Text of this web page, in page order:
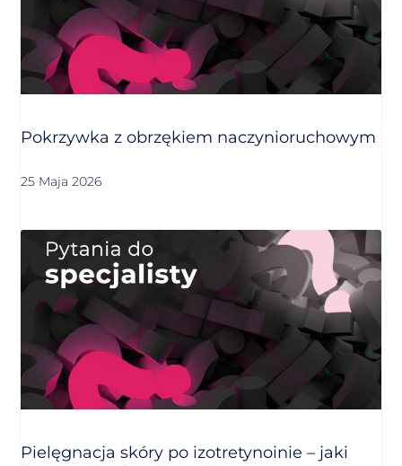
Pokrzywka z obrzękiem naczynioruchowym
25 Maja 2026
Pielęgnacja skóry po izotretynoinie – jaki